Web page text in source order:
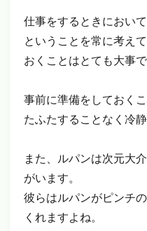
仕事をするときにおい
ということを常に考え
おくことはとても大事で
事前に準備をしておく
たふたすることなく冷
また、ルパンは次元大
がいます。
彼らはルパンがピンチ
くれますよね。